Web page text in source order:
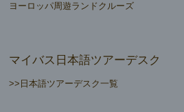
ヨーロッパ周遊ランドクルーズ
マイバス日本語ツアーデスク
>>日本語ツアーデスク一覧